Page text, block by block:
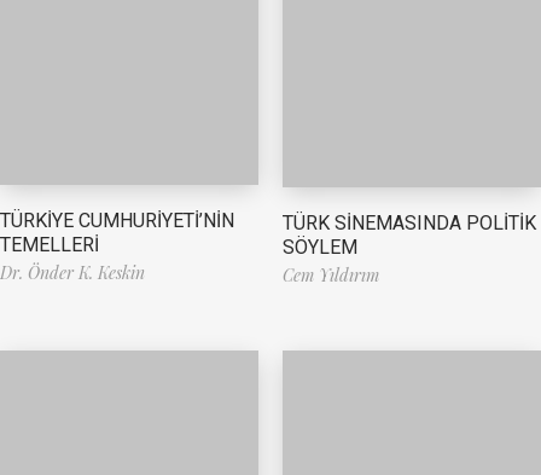
TÜRKİYE CUMHURİYETİ’NİN
TEMELLERİ
Dr. Önder K. Keskin
TÜRK SİNEMASINDA POLİTİK
SÖYLEM
Cem Yıldırım